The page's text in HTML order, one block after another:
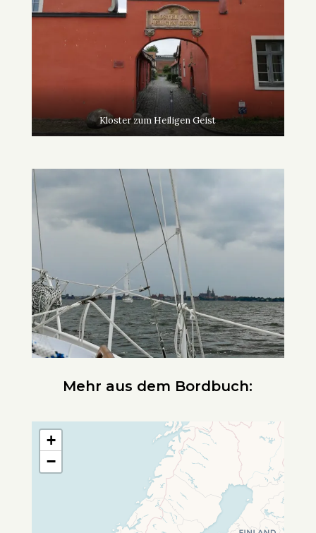
Kloster zum Heiligen Geist
Mehr aus dem Bordbuch:
+
−